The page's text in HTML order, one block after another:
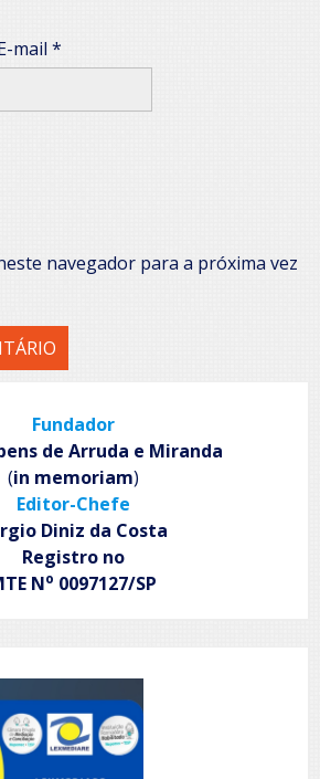
mail*
navegador para a próxima vez
Fundador
de Arruda e Miranda
(in memoriam)
Editor-Chefe
Diniz da Costa
Registro no
No 0097127/SP